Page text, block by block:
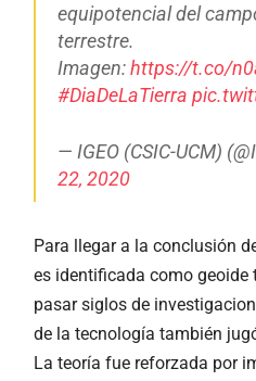
equipotencial del
terrestre.
Imagen:https://t.co/
#DiaDeLaTierra
— IGEO (CSIC-UCM)
22, 2020
Para llegar a la conclusión
es identificada como geoide
pasar siglos de
de la tecnología también
La teoría fue reforzada por